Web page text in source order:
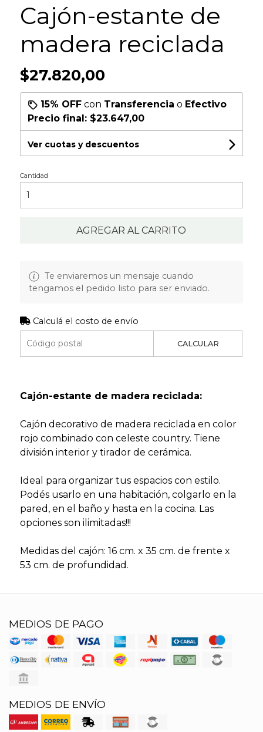
Cajón-estante de
madera reciclada
$27.820,00
15% OFFcon Transferencia o Efectivo
Precio final: $23.647,00
Ver cuotas y descuentos
Cantidad
AGREGAR AL CARRITO
Te enviaremos un mensaje cuando
tengamos el pedido listo para ser enviado.
Calculá el costo de envío
CALCULAR
Cajón-estante de madera reciclada:
Cajón decorativo de madera reciclada en color
rojo combinado con celeste country. Tiene
división interior y tirador de cerámica.
Ideal para organizar tus espacios con estilo.
Podés usarlo en una habitación, colgarlo en la
pared, en el baño y hasta en la cocina. Las
opciones son ilimitadas!!!
Medidas del cajón: 16 cm. x 35 cm. de frente x
53 cm. de profundidad.
MEDIOS DE PAGO
MEDIOS DE ENVÍO